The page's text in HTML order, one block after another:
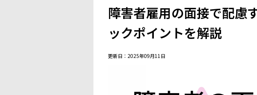
障害者雇用の面接で配慮
ックポイントを解説
更新日：2025年09月11日